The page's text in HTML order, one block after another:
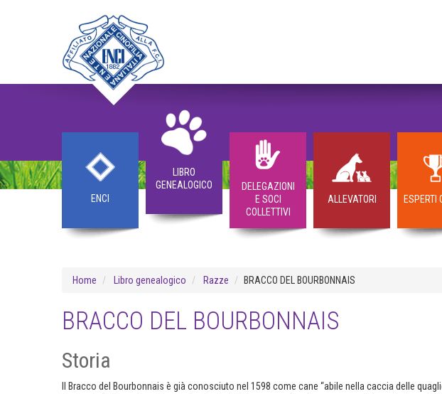
ENCI
LIBRO
GENEALOGICO
DELEGAZIONI
E SOCI
COLLETTIVI
ALLEVATORI ESPERTI
Home Libro genealogico Razze BRACCO DEL BOURBONNAIS
BRACCO DEL BOURBONNAIS
Storia
Il Bracco del Bourbonnais è già conosciuto nel 1598 come cane “abile nella caccia delle